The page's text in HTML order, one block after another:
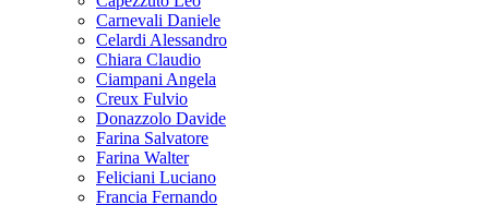
Carnevali Daniele
Celardi Alessandro
Chiara Claudio
Ciampani Angela
Creux Fulvio
Donazzolo Davide
Farina Salvatore
Farina Walter
Feliciani Luciano
Francia Fernando